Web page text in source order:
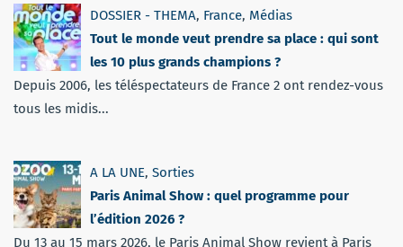
DOSSIER - THEMA, France, Médias
Tout le monde veut prendre sa place : qui sont
les 10 plus grands champions ?
Depuis 2006, les téléspectateurs de France 2 ont rendez-vous
tous les midis...
A LA UNE, Sorties
Paris Animal Show : quel programme pour
l’édition 2026 ?
Du 13 au 15 mars 2026, le Paris Animal Show revient à Paris